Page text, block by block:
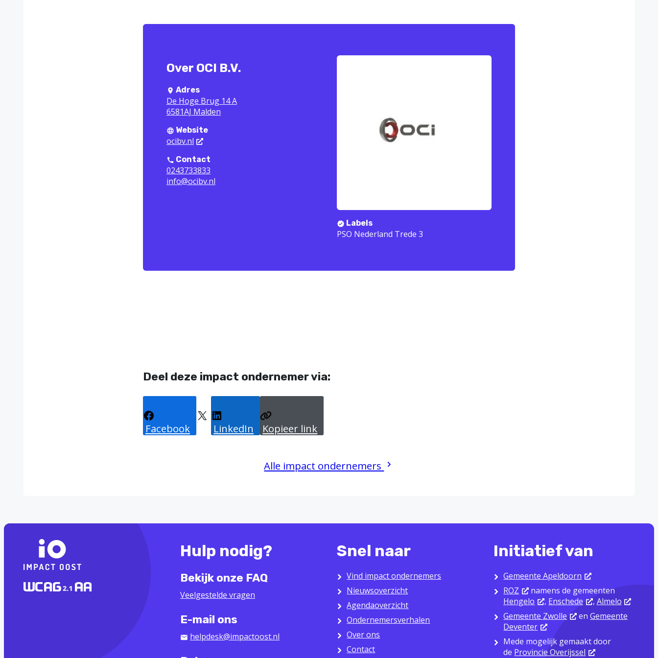
Over OCI B.V.
Adres
De Hoge Brug 14 A
6581AJ Malden
Website
ocibv.nl
Contact
0243733833
info@ocibv.nl
Labels
PSO Nederland Trede 3
Deel deze impact ondernemer via:
Facebook LinkedIn Kopieer link
Alle impact ondernemers
Hulp nodig?
Bekijk onze FAQ
Veelgestelde vragen
E-mail ons
helpdesk@impactoost.nl
Snel naar
Vind impact ondernemers
Nieuwsoverzicht
Agendaoverzicht
Ondernemersverhalen
Over ons
Contact
Initiatief van
Gemeente Apeldoorn
ROZ
namens de gemeenten
Hengelo
, Enschede , Almelo
Gemeente Zwolle
en Gemeente
Deventer
Mede mogelijk gemaakt door
de Provincie Overijssel